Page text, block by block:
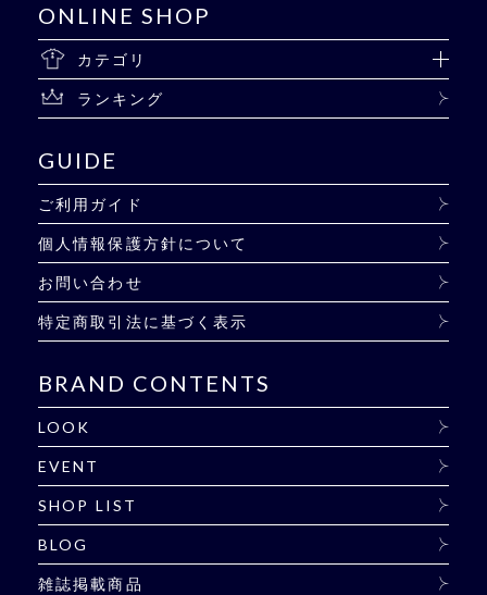
ONLINE SHOP
カテゴリ
ランキング
GUIDE
ご利用ガイド
個人情報保護方針について
お問い合わせ
特定商取引法に基づく表示
BRAND CONTENTS
LOOK
EVENT
SHOP LIST
BLOG
雑誌掲載商品